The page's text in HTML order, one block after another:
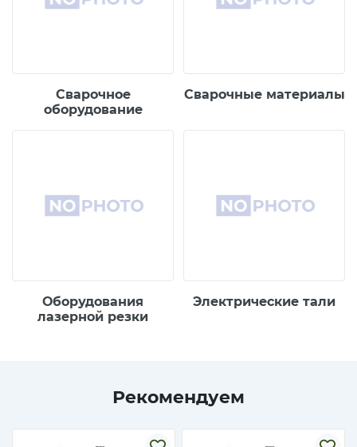
Сварочное
оборудование
Сварочные материалы
Оборудования
лазерной резки
Электрические тали
Рекомендуем